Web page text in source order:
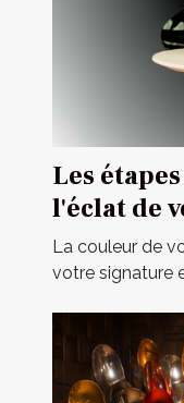
Les
l'éclat de
deux
La couleur de
votre signature